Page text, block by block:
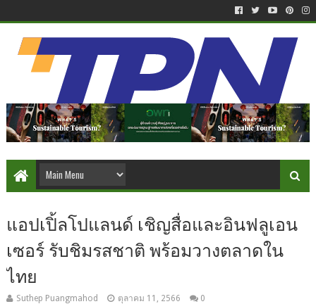
แอปเปิ้ลโปแลนด์ เชิญสื่อและอินฟลูเอน
เซอร์ รับชิมรสชาติ พร้อมวางตลาดใน
ไทย
Suthep Puangmahod ตุลาคม 11, 2566 0